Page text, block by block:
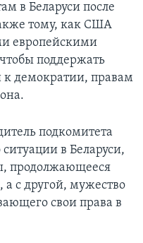
в Беларуси после
тому, как США
европейскими
поддержать
к демократии, правам
подкомитета
в Беларуси,
продолжающееся
а с другой, мужество
свои права в